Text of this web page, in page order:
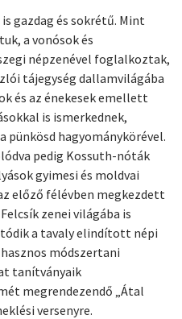
gazdag és sokrétű. Mint
a vonósok és
népzenével foglalkoztak,
tájegység dallamvilágába
és az énekesek emellett
is ismerkednek,
pünkösd hagyománykörével.
pedig Kossuth-nóták
gyimesi és moldvai
előző félévben megkezdett
zenei világába is
a tavaly elindított népi
módszertani
tanítványaik
megrendezendő „Átal
versenyre.